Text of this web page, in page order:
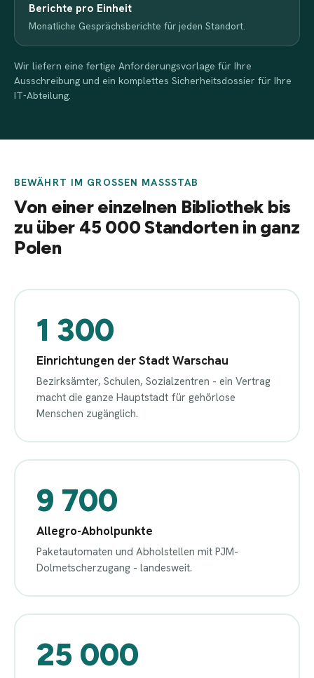
Berichte pro Einheit
Monatliche Gesprächsberichte für jeden Standort.
Wir liefern eine fertige Anforderungsvorlage für Ihre
Ausschreibung und ein komplettes Sicherheitsdossier für Ihre
IT-Abteilung.
BEWÄHRT IM GROSSEN MASSSTAB
Von einer einzelnen Bibliothek bis
zu über 45 000 Standorten in ganz
Polen
1 300
Einrichtungen der Stadt Warschau
Bezirksämter, Schulen, Sozialzentren - ein Vertrag
macht die ganze Hauptstadt für gehörlose
Menschen zugänglich.
9 700
Allegro-Abholpunkte
Paketautomaten und Abholstellen mit PJM-
Dolmetscherzugang - landesweit.
25 000